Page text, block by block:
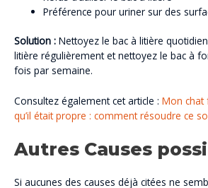
Préférence pour uriner sur des
Solution : Nettoyez le bac à litière
litière régulièrement et nettoyez le bac à
fois par semaine.
Consultez également cet article : Mon chat
qu’il était propre : comment résoudre ce
Autres Causes
Si aucunes des causes déjà citées ne